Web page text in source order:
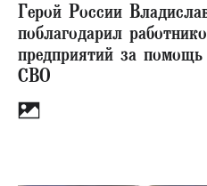
Герой России
поблагодарил
предприятий за помощь
СВО